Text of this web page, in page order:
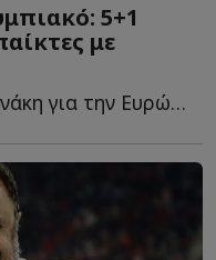
5+1
με
Η εντολή του Βαγγέλη Μαρινάκη για την Ευρώπη, οι μεταγραφές π...